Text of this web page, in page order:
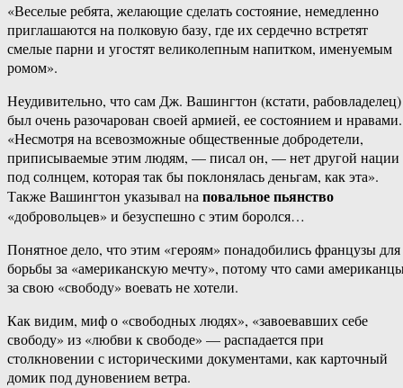
«Веселые ребята, желающие сделать состояние, немедленно
приглашаются на полковую базу, где их сердечно встретят
смелые парни и угостят великолепным напитком, именуемым
ромом».
Неудивительно, что сам Дж. Вашингтон (кстати, рабовладелец)
был очень разочарован своей армией, ее состоянием и нравами.
«Несмотря на всевозможные общественные добродетели,
приписываемые этим людям, — писал он, — нет другой нации
под солнцем, которая так бы поклонялась деньгам, как эта».
Также Вашингтон указывал наповальное пьянство
«добровольцев» и безуспешно с этим боролся…
Понятное дело, что этим «героям» понадобились французы для
борьбы за «американскую мечту», потому что сами
за свою «свободу» воевать не хотели.
Как видим, миф о «свободных людях», «завоевавших себе
свободу» из «любви к свободе» — распадается при
столкновении с историческими документами, как карточный
домик под дуновением ветра.